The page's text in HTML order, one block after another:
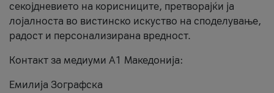
секојдневието на корисниците, претворајќи ја
лојалноста во вистинско искуство на споделување,
радост и персонализирана вредност.
Контакт за медиуми А1 Македонија:
Емилија Зографска